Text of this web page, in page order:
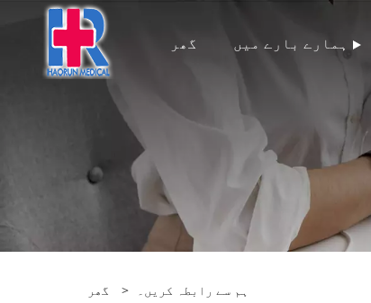
گھر ہمارے بارے میں
گھر > ہم سے رابطہ کریں۔